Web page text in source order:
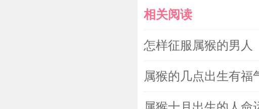
恋情婚姻和合美满，
忌戴紫水晶
生肖猴在2021
相关阅读
怎样征服属猴的男人
属猴的几点出生有福